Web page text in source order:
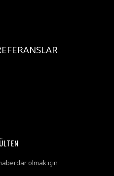
olmak için